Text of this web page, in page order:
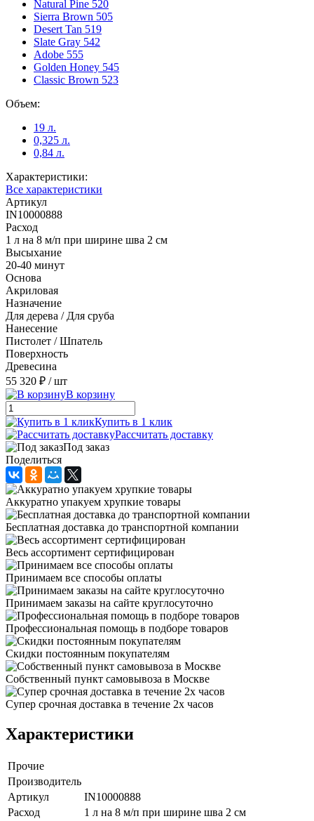
Natural Pine 520
Sierra Brown 505
Desert Tan 519
Slate Gray 542
Adobe 555
Golden Honey 545
Classic Brown 523
Объем:
19 л.
0,325 л.
0,84 л.
Характеристики:
Все характеристики
Артикул
IN10000888
Расход
1 л на 8 м/п при ширине шва 2 см
Высыхание
20-40 минут
Основа
Акриловая
Назначение
Для дерева / Для сруба
Нанесение
Пистолет / Шпатель
Поверхность
Древесина
55 320 ₽ / шт
В корзину
Купить в 1 клик
Рассчитать доставку
Под заказ
Поделиться
Аккуратно упакуем хрупкие товары
Бесплатная доставка до транспортной компании
Весь ассортимент сертифицирован
Принимаем все способы оплаты
Принимаем заказы на сайте круглосуточно
Профессиональная помощь в подборе товаров
Скидки постоянным покупателям
Собственный пункт самовывоза в Москве
Супер срочная доставка в течение 2х часов
Характеристики
Прочие
Производитель
Артикул
IN10000888
Расход
1 л на 8 м/п при ширине шва 2 см